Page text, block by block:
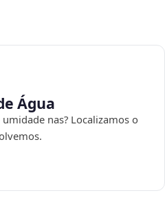
Água
nas? Localizamos o